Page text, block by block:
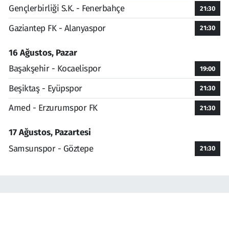
Gençlerbirliği S.K. - Fenerbahçe 21:30
Gaziantep FK - Alanyaspor 21:30
16 Ağustos, Pazar
Başakşehir - Kocaelispor
19:00
Beşiktaş - Eyüpspor 21:30
Amed - Erzurumspor FK 21:30
17 Ağustos, Pazartesi
Samsunspor - Göztepe
21:30